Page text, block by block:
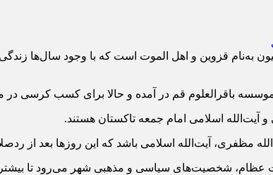
به‌نام قزوین و اهل الموت است که با وجود سال‌ها
باقرالعلوم قم در آمده و حالا برای کسب کرسی در
و آیت‌الله اسلامی امام جمعه تاکستان هستند.
مظفری، آیت‌الله اسلامی باشد که این روزها بعد
عظام، شخصیت‌های سیاسی و مذهبی شهر می‌رود تا بیشتر